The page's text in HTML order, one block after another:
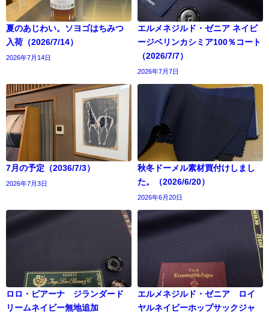
夏のあじわい。ソヨゴはちみつ
入荷（2026/7/14）
2026年7月14日
エルメネジルド・ゼニア ネイビ
ージベリンカシミア100％コート
（2026/7/7）
2026年7月7日
7月の予定（2036/7/3）
2026年7月3日
秋冬ドーメル素材買付けしまし
た。（2026/6/20）
2026年6月20日
ロロ・ピアーナ ジランダード
リームネイビー無地追加
エルメネジルド・ゼニア ロイ
ヤルネイビーホップサックジャ